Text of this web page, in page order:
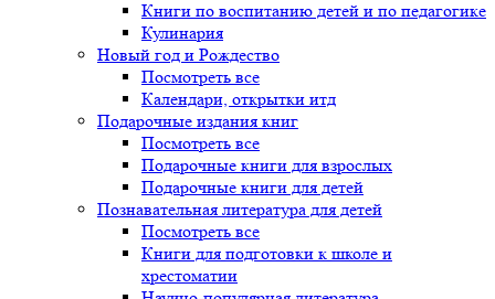
Книги по воспитанию детей и по педагогике
Кулинария
Новый год и Рождество
Посмотреть все
Календари, открытки итд
Подарочные издания книг
Посмотреть все
Подарочные книги для взрослых
Подарочные книги для детей
Познавательная литература для детей
Посмотреть все
Книги для подготовки к школе и
хрестоматии